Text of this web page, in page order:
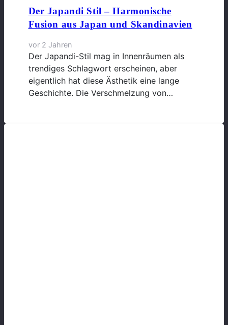
Der Japandi Stil – Harmonische
Fusion aus Japan und Skandinavien
vor 2 Jahren
Der Japandi-Stil mag in Innenräumen als
trendiges Schlagwort erscheinen, aber
eigentlich hat diese Ästhetik eine lange
Geschichte. Die Verschmelzung von…